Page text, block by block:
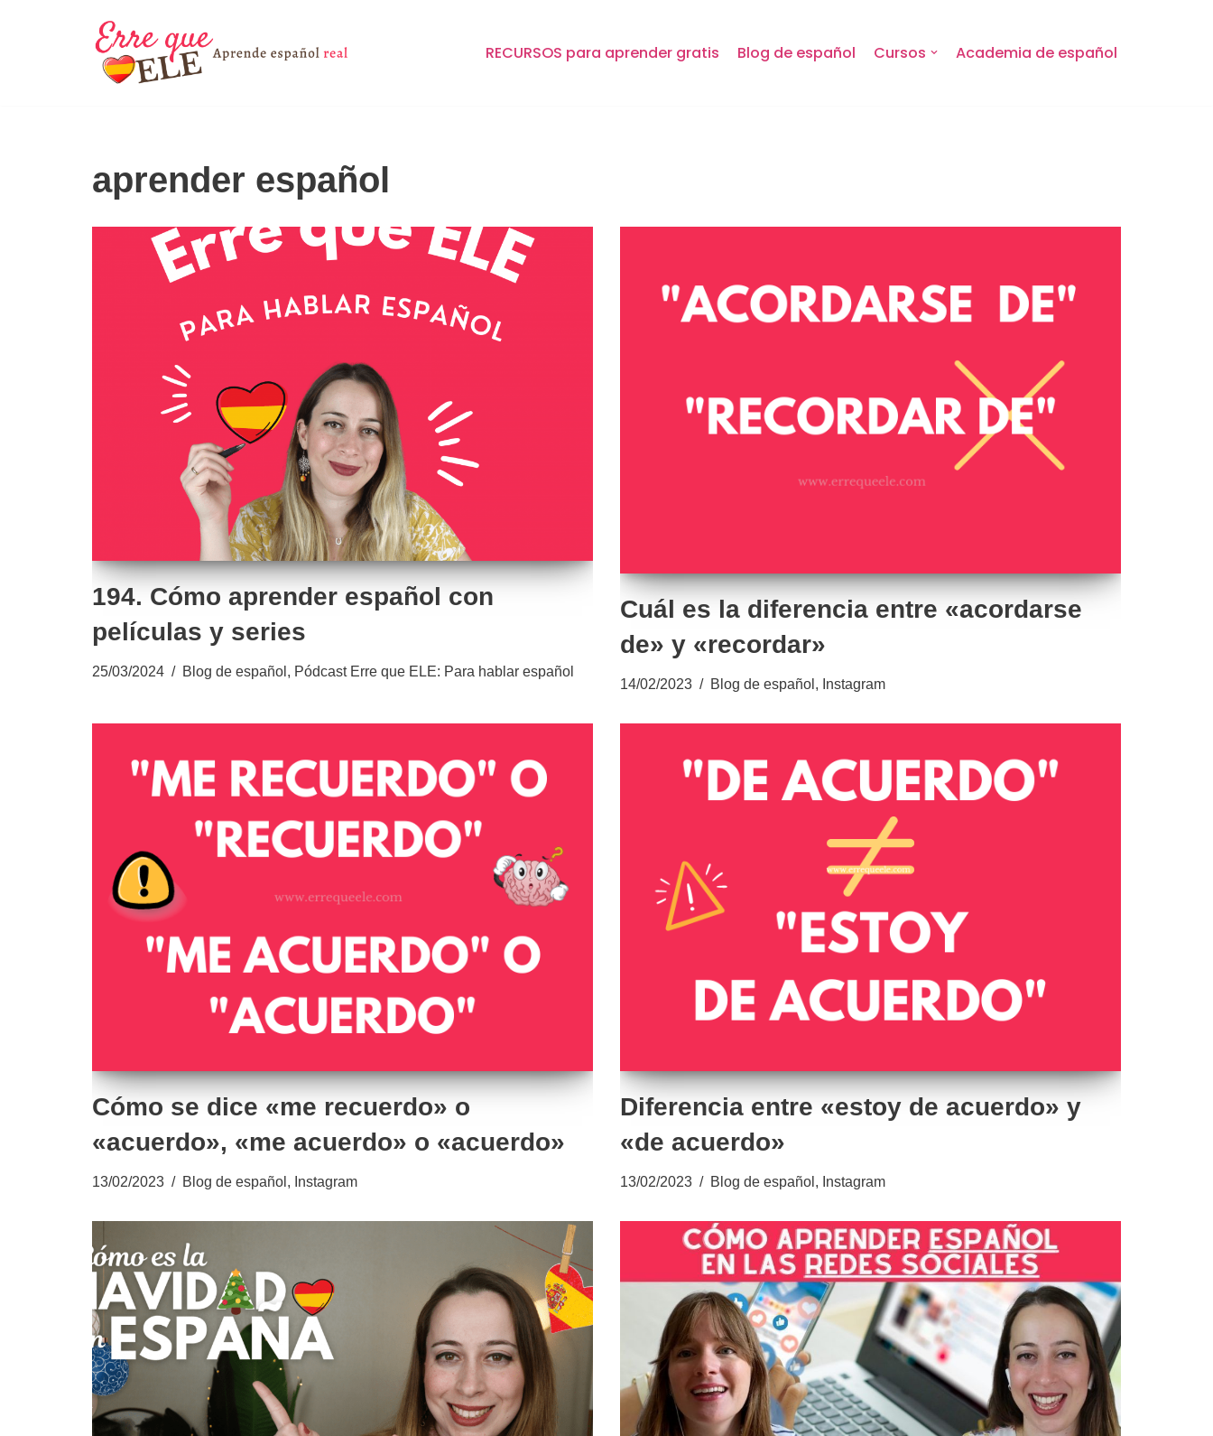
RECURSOS para aprender gratis Blog de español Cursos Academia de español
aprender español
194. Cómo aprender español con
películas y series
25/03/2024 Blog de español Pódcast Erre que ELE: Para hablar español
Cuál es la diferencia entre «acordarse
de» y «recordar»
14/02/2023 Blog de español , Instagram
Cómo se dice «me recuerdo» o
«acuerdo», «me acuerdo» o «acuerdo»
13/02/2023 Blog de español , Instagram
Diferencia entre «estoy de acuerdo» y
«de acuerdo»
13/02/2023 Blog de español , Instagram